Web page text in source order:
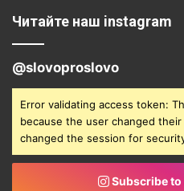
Читайте наш instagram
@slovoproslovo
Error validating access token:
because the user changed
changed the session for
Subscribe